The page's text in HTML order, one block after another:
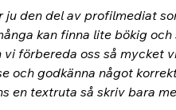
ju den del av profilmediat
kan finna lite bökig
vi förbereda oss så mycket
och godkänna något
en textruta så skriv bara